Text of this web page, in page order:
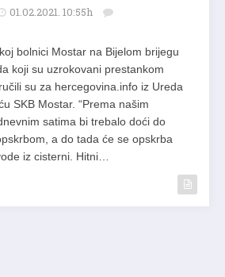
01.02.2021. 10:55h
bolnici Mostar na Bijelom brijegu
koji su uzrokovani prestankom
su za hercegovina.info iz Ureda
SKB Mostar. “Prema našim
satima bi trebalo doći do
a do tada će se opskrba
iz cisterni. Hitni…